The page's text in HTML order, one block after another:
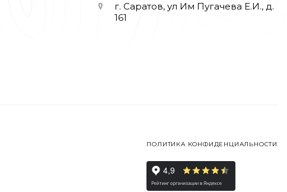
г. Саратов, ул Им Пугачева Е.И., д.
161
ПОЛИТИКА КОНФИДЕНЦИАЛЬНОСТИ